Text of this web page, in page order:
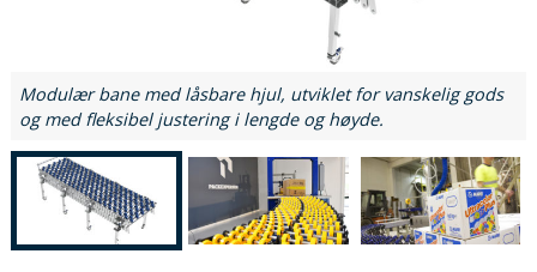
Modulær bane med låsbare hjul, utviklet for vanskelig gods
og med fleksibel justering i lengde og høyde.